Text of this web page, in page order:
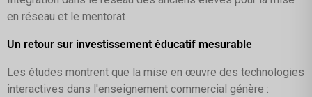
en réseau et le mentorat
Un retour sur investissement éducatif mesurable
Les études montrent que la mise en œuvre des technologies
interactives dans l'enseignement commercial génère :